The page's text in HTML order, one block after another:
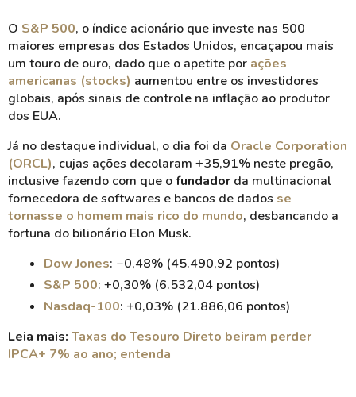
O S&P 500, o índice acionário que investe nas 500
maiores empresas dos Estados Unidos, encaçapou mais
um touro de ouro, dado que o apetite por ações
americanas (stocks) aumentou entre os investidores
globais, após sinais de controle na inflação ao produtor
dos EUA.
Já no destaque individual, o dia foi da Oracle Corporation
(ORCL), cujas ações decolaram +35,91% neste pregão,
inclusive fazendo com que ofundador da multinacional
fornecedora de softwares e bancos de dados se
tornasse o homem mais rico do mundo, desbancando a
fortuna do bilionário Elon Musk.
Dow Jones: −0,48% (45.490,92 pontos)
S&P 500: +0,30% (6.532,04 pontos)
Nasdaq-100: +0,03% (21.886,06 pontos)
Leia mais: Taxas do Tesouro Direto beiram perder
IPCA+ 7% ao ano; entenda